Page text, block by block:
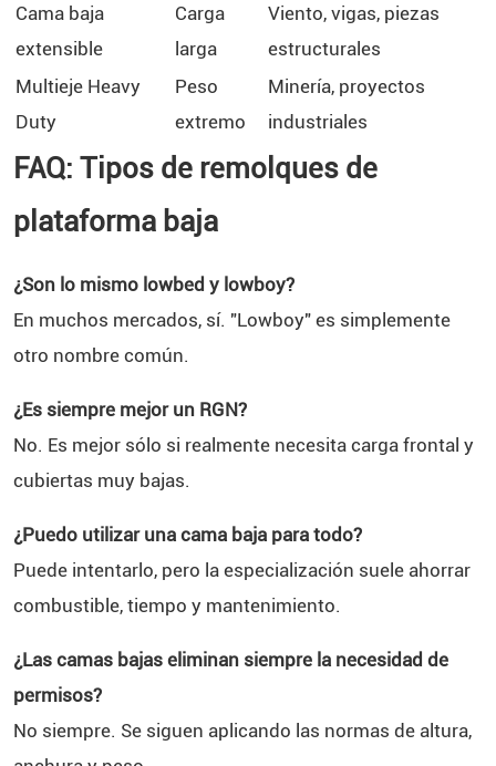
Cama baja
extensible
Carga
larga
Viento, vigas, piezas
estructurales
Multieje Heavy
Duty
Peso
extremo
Minería, proyectos
industriales
FAQ: Tipos de remolques de
plataforma baja
¿Son lo mismo lowbed y lowboy?
En muchos mercados, sí. "Lowboy" es simplemente
otro nombre común.
¿Es siempre mejor un RGN?
No. Es mejor sólo si realmente necesita carga frontal y
cubiertas muy bajas.
¿Puedo utilizar una cama baja para todo?
Puede intentarlo, pero la especialización suele ahorrar
combustible, tiempo y mantenimiento.
¿Las camas bajas eliminan siempre la necesidad de
permisos?
No siempre. Se siguen aplicando las normas de altura,